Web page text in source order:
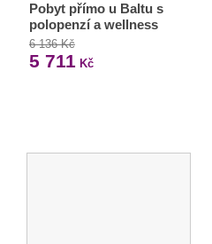
Pobyt přímo u Baltu s
polopenzí a wellness
6 136 Kč
5 711 Kč